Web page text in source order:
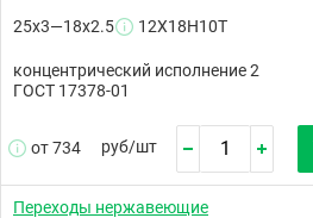
25х3—18х2.5 12Х18Н10Т
концентрический исполнение 2
ГОСТ 17378-01
от 734 руб/шт
Переходы нержавеющие